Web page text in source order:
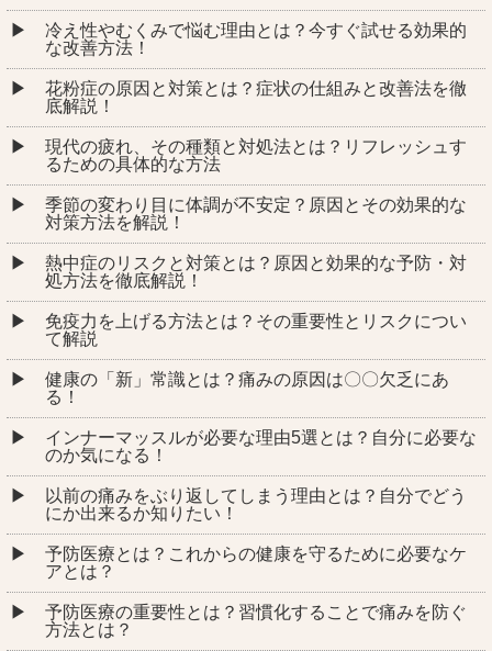
冷え性やむくみで悩む理由とは？今すぐ試せる効果的
な改善方法！
花粉症の原因と対策とは？症状の仕組みと改善法を徹
底解説！
現代の疲れ、その種類と対処法とは？リフレッシュす
るための具体的な方法
季節の変わり目に体調が不安定？原因とその効果的な
対策方法を解説！
熱中症のリスクと対策とは？原因と効果的な予防・対
処方法を徹底解説！
免疫力を上げる方法とは？その重要性とリスクについ
て解説
健康の「新」常識とは？痛みの原因は〇〇欠乏にあ
る！
インナーマッスルが必要な理由5選とは？自分に必要な
のか気になる！
以前の痛みをぶり返してしまう理由とは？自分でどう
にか出来るか知りたい！
予防医療とは？これからの健康を守るために必要なケ
アとは？
予防医療の重要性とは？習慣化することで痛みを防ぐ
方法とは？